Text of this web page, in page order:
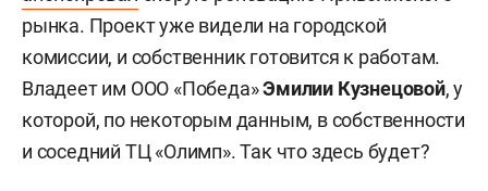
рынка. Проект уже видели на городской
комиссии, и собственник готовится к работам.
Владеет им ООО «Победа»Эмилии Кузнецовой, у
которой, по некоторым данным, в собственности
и соседний ТЦ «Олимп». Так что здесь будет?